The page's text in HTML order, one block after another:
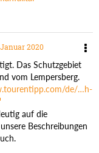
Januar 2020
Das Schutzgebiet
vom Lempersberg.
de/…h-
auf die
Beschreibungen